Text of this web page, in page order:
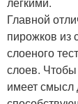
Главной
пирожков из
слоеного
слоев.
имеет смысл